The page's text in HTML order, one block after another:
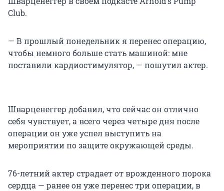
Club.
— В прошлый понедельник я перенес операцию,
чтобы немного больше стать машиной: мне
поставили кардиостимулятор, — пошутил актер.
Шварценеггер добавил, что сейчас он отлично
себя чувствует, а всего через четыре дня после
операции он уже успел выступить на
мероприятии по защите окружающей среды.
76-летний актер страдает от врожденного порока
сердца — ранее он уже перенес три операции, в